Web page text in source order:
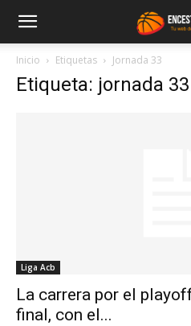
Inicio Etiquetas Jornada 33
Etiqueta: jornada 33
Liga Acb
La carrera por el
final, con el...